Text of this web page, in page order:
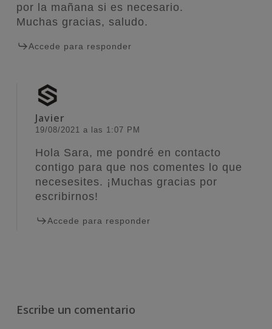
por la mañana si es necesario.
Muchas gracias, saludo.
Accede para responder
Javier
19/08/2021 a las 1:07 PM
Hola Sara, me pondré en contacto
contigo para que nos comentes lo que
necesesites. ¡Muchas gracias por
escribirnos!
Accede para responder
Escribe un comentario